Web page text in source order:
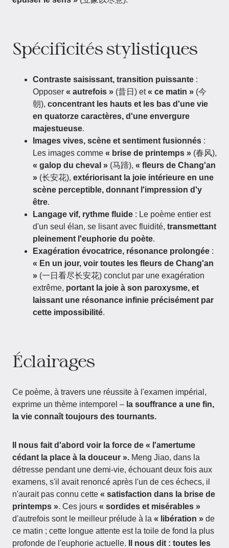
Spécificités stylistiques
Contraste saisissant, transition puissante :
Opposer « autrefois » (昔日) et« ce matin » (今
朝), concentrant les hauts et les bas d'une vie
en quatorze caractères, d'une envergure
majestueuse.
Images vives, scène et sentiment fusionnés :
Les images comme « brise de printemps » (春风),
« galop du cheval » (马蹄), « fleurs de Chang'an
» (长安花), extériorisant la joie intérieure en une
scène perceptible, donnant l'impression d'y
être.
Langage vif, rythme fluide : Le poème entier est
d'un seul élan, se lisant avec fluidité, transmettant
pleinement l'euphorie du poète.
Exagération évocatrice, résonance prolongée :
« En un jour, voir toutes les fleurs de Chang'an
» (一日看尽长安花) conclut par une exagération
extrême, portant la joie à son paroxysme, et
laissant une résonance infinie précisément par
cette impossibilité.
Éclairages
Ce poème, à travers une réussite à l'examen impérial,
exprime un thème intemporel – la souffrance a une fin,
la vie connaît toujours des tournants.
Il nous fait d'abord voir la force de « l'amertume
cédant la place à la douceur ». Meng Jiao, dans la
détresse pendant une demi-vie, échouant deux fois aux
examens, s'il avait renoncé après l'un de ces échecs, il
n'aurait pas connu cette « satisfaction dans la brise de
printemps ». Ces jours « sordides et misérables »
d'autrefois sont le meilleur prélude à la « libération » de
ce matin ; cette longue attente est la toile de fond la plus
profonde de l'euphorie actuelle.
Il nous dit : toutes les